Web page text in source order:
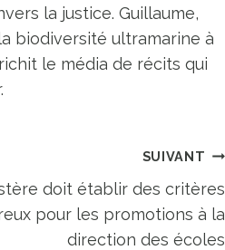
la justice. Guillaume,
biodiversité ultramarine à
le média de récits qui
SUIVANT
doit établir des critères
pour les promotions à la
direction des écoles